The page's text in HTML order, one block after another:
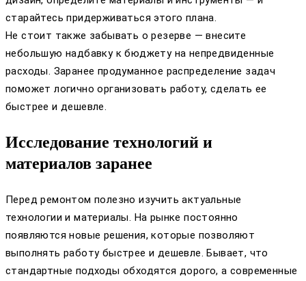
старайтесь придерживаться этого плана.
Не стоит также забывать о резерве — внесите
небольшую надбавку к бюджету на непредвиденные
расходы. Заранее продуманное распределение задач
поможет логично организовать работу, сделать ее
быстрее и дешевле.
Исследование технологий и
материалов заранее
Перед ремонтом полезно изучить актуальные
технологии и материалы. На рынке постоянно
появляются новые решения, которые позволяют
выполнять работу быстрее и дешевле. Бывает, что
стандартные подходы обходятся дорого, а современные